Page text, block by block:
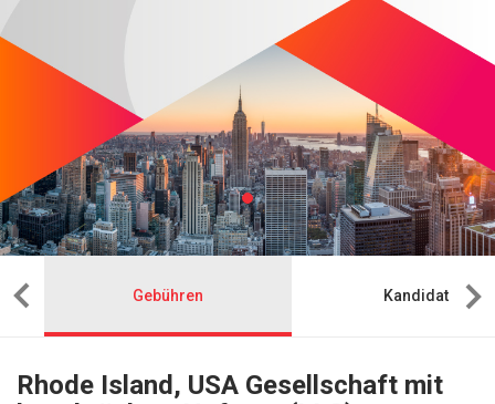
Gebühren Kandidat
Rhode Island, USA Gesellschaft mit